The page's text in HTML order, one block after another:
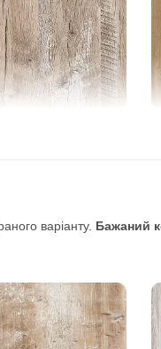
Індастріал
варіанту. Бажаний